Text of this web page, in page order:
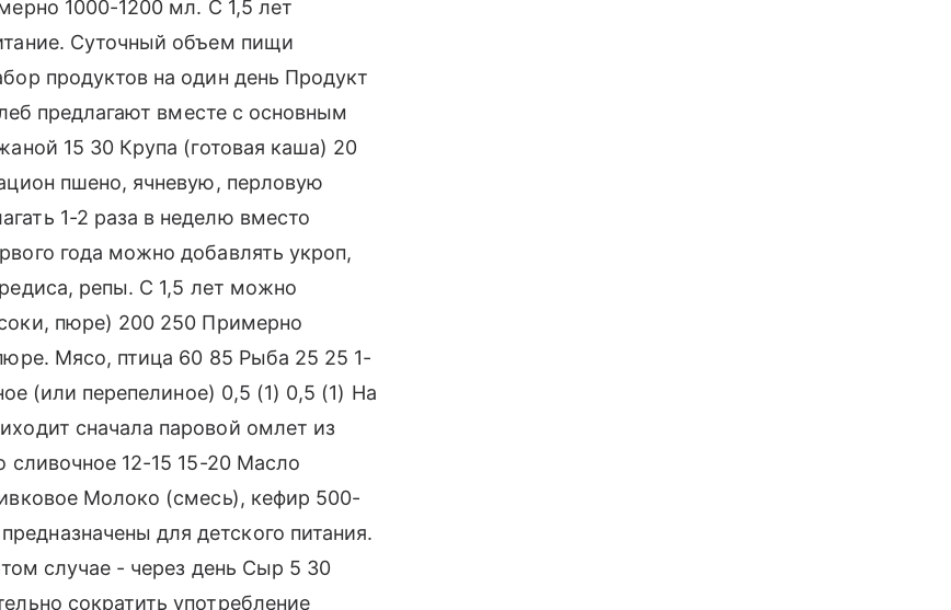
1000-1200 мл. С 1,5 лет
Суточный объем пищи
продуктов на один день Продукт
предлагают вместе с основным
15 30 Крупа (готовая каша) 20
пшено, ячневую, перловую
1-2 раза в неделю вместо
года можно добавлять укроп,
репы. С 1,5 лет можно
пюре) 200 250 Примерно
Мясо, птица 60 85 Рыба 25 25 1-
(или перепелиное) 0,5 (1) 0,5 (1) На
сначала паровой омлет из
сливочное 12-15 15-20 Масло
Молоко (смесь), кефир 500-
для детского питания.
случае - через день Сыр 5 30
сократить употребление